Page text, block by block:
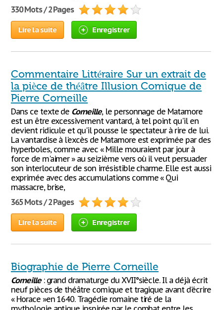
330 Mots / 2 Pages
Lire la suite Enregistrer
Commentaire Littéraire Sur un extrait de
la pièce de théâtre Illusion Comique de
Pierre Corneille
Dans ce texte de Corneille, le personnage de Matamore
est un être excessivement vantard, à tel point qu'il en
devient ridicule et qu'il pousse le spectateur à rire de lui.
La vantardise à l'excès de Matamore est exprimée par des
hyperboles, comme avec « Mille mouraient par jour à
force de m'aimer » au seizième vers où il veut persuader
son interlocuteur de son irrésistible charme. Elle est aussi
exprimée avec des accumulations comme « Qui
massacre, brise,
365 Mots / 2 Pages
Lire la suite Enregistrer
Biographie de Pierre Corneille
Corneille: grand dramaturge du XVII°siècle. Il a déjà écrit
neuf pièces de théâtre comique et tragique avant d'écrire
« Horace »en 1640. Tragédie romaine tiré de la